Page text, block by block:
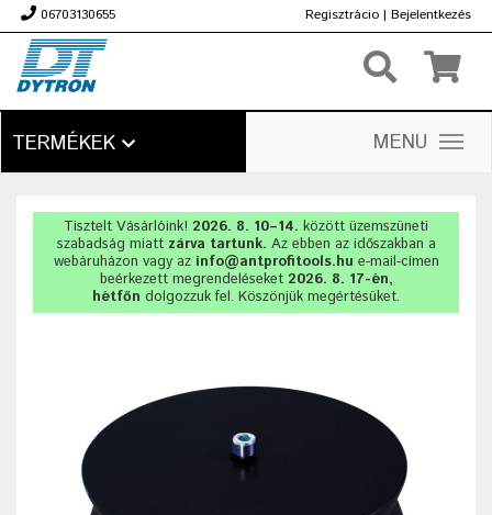
06703130655 Regisztrácio | Bejelentkezés
TERMÉKEK MENU
Tisztelt Vásárlóink! 2026. 8. 10–14. között üzemszüneti
szabadság miatt zárva tartunk. Az ebben az időszakban a
webáruházon vagy az info@antprofitools.hu e-mail-címen
beérkezett megrendeléseket 2026. 8. 17-én,
hétfőn dolgozzuk fel. Köszönjük megértésüket.